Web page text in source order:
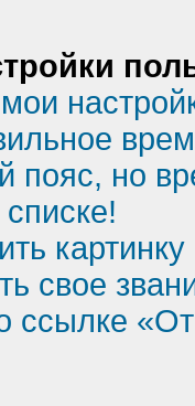
пояс, но
свое
ссылке